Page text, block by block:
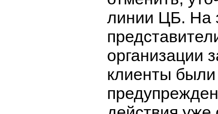
линии ЦБ. На
организации
клиенты